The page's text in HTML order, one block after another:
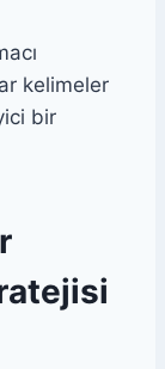
kelimeler
bir